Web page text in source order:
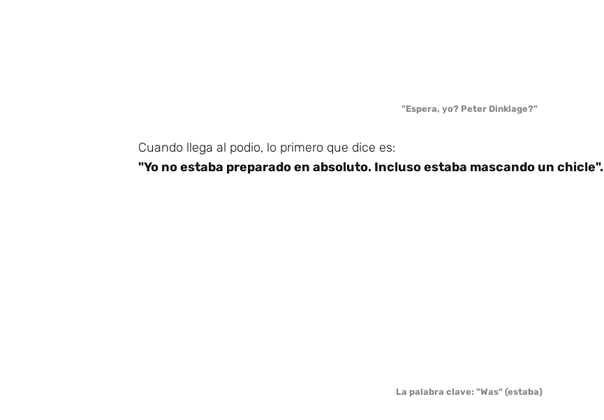
"Espera, yo? Peter Dinklage?"
Cuando llega al podio, lo primero que dice es:
"Yo no estaba preparado en absoluto. Incluso estaba mascando un chicle".
La palabra clave: "Was" (estaba)